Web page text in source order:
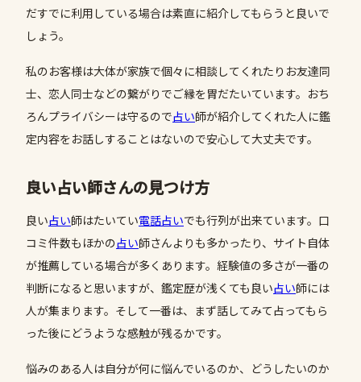
だすでに利用している場合は素直に紹介してもらうと良いで
しょう。
私のお客様は大体が家族で個々に相談してくれたりお友達同
士、恋人同士などの繋がりでご縁を胃だたいています。おち
ろんプライバシーは守るので占い師が紹介してくれた人に鑑
定内容をお話しすることはないので安心して大丈夫です。
良い占い師さんの見つけ方
良い占い師はたいてい電話占いでも行列が出来ています。口
コミ件数もほかの占い師さんよりも多かったり、サイト自体
が推薦している場合が多くあります。経験値の多さが一番の
判断になると思いますが、鑑定歴が浅くても良い占い師には
人が集まります。そして一番は、まず話してみて占ってもら
った後にどうような感触が残るかです。
悩みのある人は自分が何に悩んでいるのか、どうしたいのか